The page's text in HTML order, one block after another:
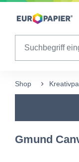
Table Of Content
Diese Produkte
Shop
Gmund